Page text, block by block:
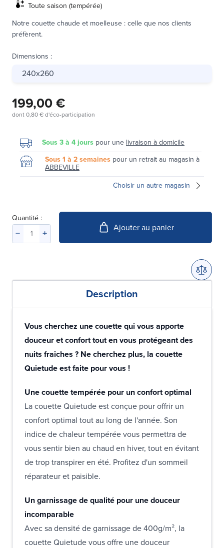
Toute saison (tempérée)
Notre couette chaude et moelleuse : celle que nos clients
préfèrent.
Dimensions :
240x260
199,00 €
dont0,80 €d'éco-participation
Sous 3 à 4 jours pour unelivraison à domicile
Sous 1 à 2 semaines pour un retrait au magasin à
ABBEVILLE
Choisir un autre magasin
Quantité :
Ajouter au panier
Description
Vous cherchez une couette qui vous apporte
douceur et confort tout en vous protégeant des
nuits fraîches ? Ne cherchez plus, la couette
Quietude est faite pour vous !
Une couette tempérée pour un confort optimal
La couette Quietude est conçue pour offrir un
confort optimal tout au long de l'année. Son
indice de chaleur tempérée vous permettra de
vous sentir bien au chaud en hiver, tout en évitant
de trop transpirer en été. Profitez d'un sommeil
réparateur et paisible.
Un garnissage de qualité pour une douceur
incomparable
Avec sa densité de garnissage de 400g/m², la
couette Quietude vous offre une douceur